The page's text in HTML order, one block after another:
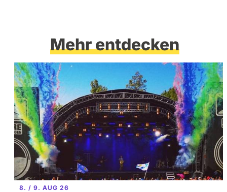
Mehr entdecken
8. / 9. AUG 26